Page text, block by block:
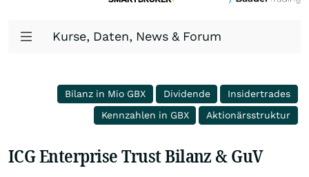
Kurse, Daten, News & Forum
Bilanz in Mio GBX Dividende
Insidertrades
Kennzahlen in GBX
Aktionärsstruktur
ICG Enterprise Trust Bilanz & GuV